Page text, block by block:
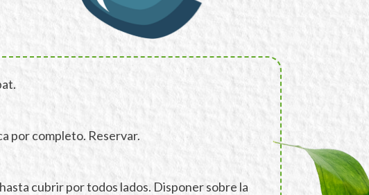
por completo. Reservar.
cubrir por todos lados. Disponer sobre la